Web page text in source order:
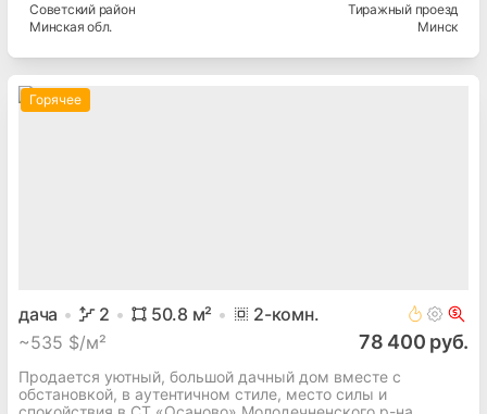
Советскийрайон
Минская обл.
Тиражный проезд
Минск
Горячее
дача 2 50.8 м² 2-комн.
~535 $/м² 78 400 руб.
Продается уютный, большой дачный дом вместе с
обстановкой, в аутентичном стиле, место силы и